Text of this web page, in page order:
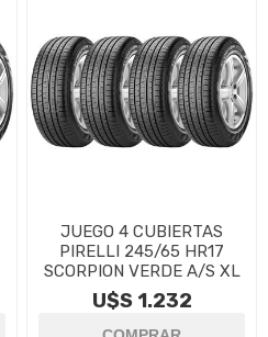
JUEGO 4 CUBIERTAS
PIRELLI 245/65 HR17
SCORPION VERDE A/S XL
U$S 1.232